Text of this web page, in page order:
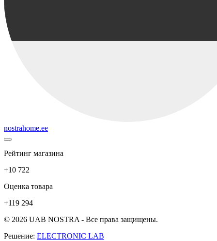
nostrahome.ee
Рейтинг магазина
+10 722
Оценка товара
+119 294
© 2026 UAB NOSTRA - Все права защищены.
Решение: ELECTRONIC LAB